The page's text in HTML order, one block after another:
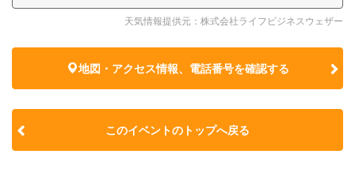
天気情報提供元：株式会社ライフビジネスウェザー
地図・アクセス情報、電話番号を確認する
このイベントのトップへ戻る